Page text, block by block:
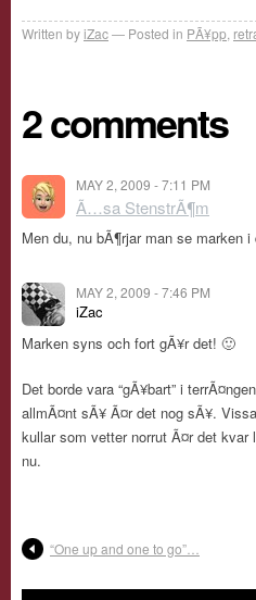
Written byiZac Posted in PÃ¥pp
2 comments
MAY 2, 2009 - 7:11 PM
Ã…sa StenstrÃ¶m
Men du, nu bÃ¶rjar man se marken i
MAY 2, 2009 - 7:46 PM
iZac
Marken syns och fort gÃ¥r det! 🙂
Det borde vara “gÃ¥bart” i
allmÃ¤nt sÃ¥ Ã¤r det nog sÃ¥.
kullar som vetter norrut Ã¤r det
nu.
“One up and one to go”…